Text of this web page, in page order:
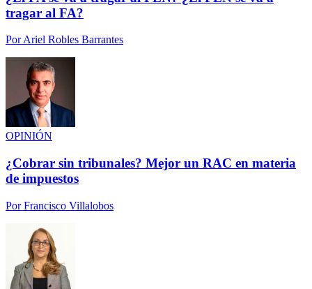
tragar al FA?
PorAriel Robles Barrantes
OPINIÓN
¿Cobrar sin tribunales? Mejor un RAC en materia
de impuestos
PorFrancisco Villalobos